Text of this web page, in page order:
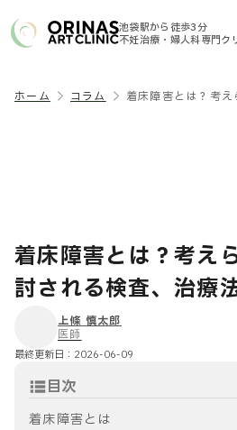
池袋駅から徒歩3分
不妊治療・婦人科専門ク
ホーム コラム
着床障害とは？考え
討される検査、治療
上條 慎太郎
医師
最終更新日： 2026-06-09
目次
着床障害とは